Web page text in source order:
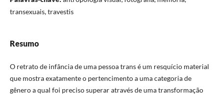
transexuais, travestis
Resumo
O retrato de infância de uma pessoa trans é um resquício material
que mostra exatamente o pertencimento a uma categoria de
gênero a qual foi preciso superar através de uma transformação